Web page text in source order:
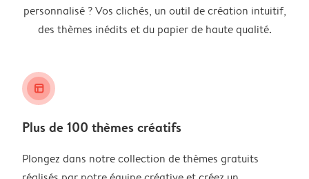
personnalisé ? Vos clichés, un outil de création intuitif,
des thèmes inédits et du papier de haute qualité.
layout_alt
Plus de 100 thèmes créatifs
Plongez dans notre collection de thèmes gratuits